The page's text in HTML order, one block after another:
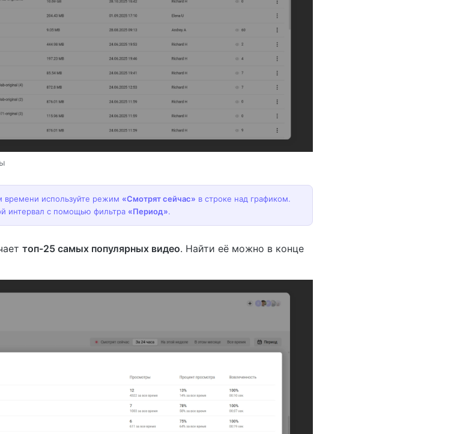
времени используйте режим «Смотрят сейчас» в строке над графиком.
интервал с помощью фильтра «Период».
топ-25 самых популярных видео. Найти её можно в конце